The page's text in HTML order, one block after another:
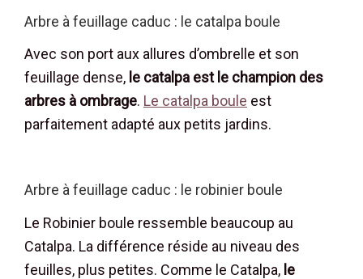
Arbre à feuillage caduc : le catalpa boule
Avec son port aux allures d’ombrelle et son
feuillage dense, le catalpa est le champion des
arbres à ombrage. Le catalpa boule est
parfaitement adapté aux petits jardins.
Arbre à feuillage caduc : le robinier boule
Le Robinier boule ressemble beaucoup au
Catalpa. La différence réside au niveau des
feuilles, plus petites. Comme le Catalpa, le